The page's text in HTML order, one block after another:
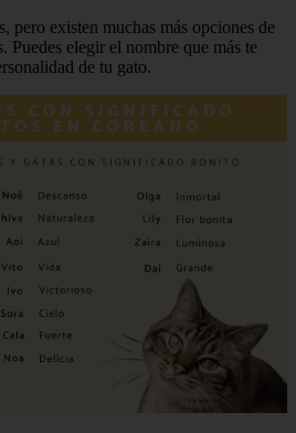
pero existen muchas más opciones de
Puedes elegir el nombre que más te
de tu gato.